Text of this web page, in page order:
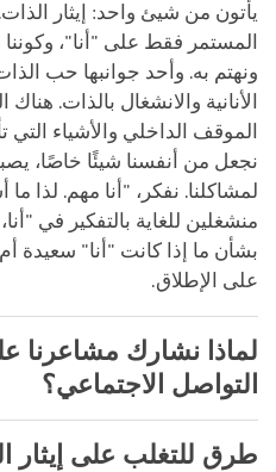
يأتون من شيئ واحد: إيثار
المستمر فقط على "أنا"،
ونهتم به. وأحد جوانبها حب
الأنانية والانشغال بالذات.
الموقف الداخلي والأشياء
نجعل من أنفسنا شيئًا خاصًا،
لمشاكلنا. نفكر، "أنا مهم. لذا ما
منشغلين للغاية بالتفكير في
بشأن ما إذا كانت "أنا" سعيدة
على الإطلاق.
لماذا نشارك مشاعرنا
التواصل الاجتماعي؟
طرق للتغلب على إيثار